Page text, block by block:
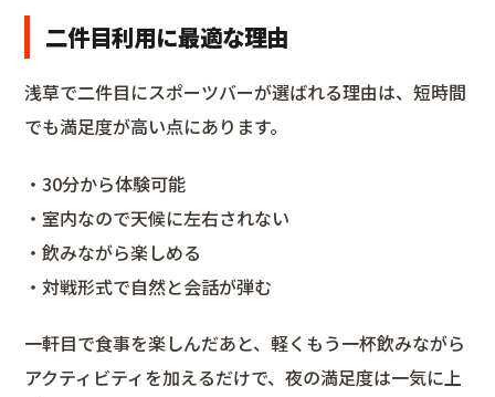
二件目利用に最適な理由
浅草で二件目にスポーツバーが選ばれる理由は、短時間
でも満足度が高い点にあります。
・30分から体験可能
・室内なので天候に左右されない
・飲みながら楽しめる
・対戦形式で自然と会話が弾む
一軒目で食事を楽しんだあと、軽くもう一杯飲みながら
アクティビティを加えるだけで、夜の満足度は一気に上